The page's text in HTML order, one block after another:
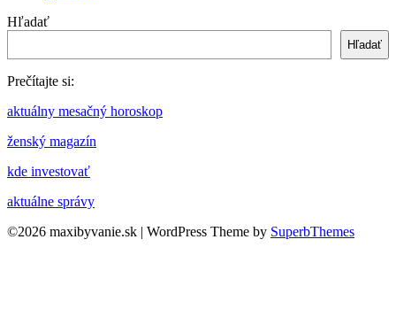
Hľadať
Hľadať
Prečítajte si:
aktuálny mesačný horoskop
ženský magazín
kde investovať
aktuálne správy
©2026 maxibyvanie.sk | WordPress Theme by SuperbThemes